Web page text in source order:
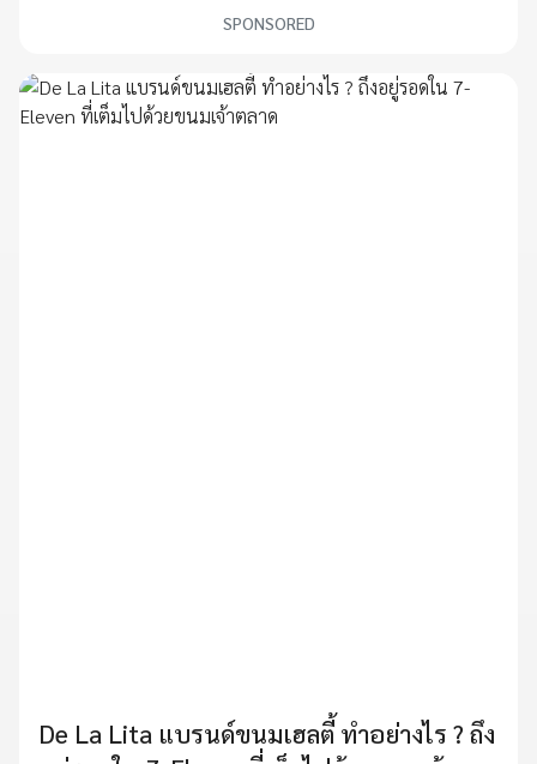
SPONSORED
De La Lita แบรนด์ขนมเฮลตี้ ทำอย่างไร ? ถึง